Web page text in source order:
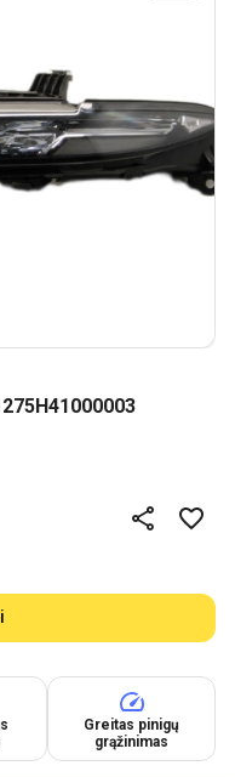
Greitas pinigų
grąžinimas